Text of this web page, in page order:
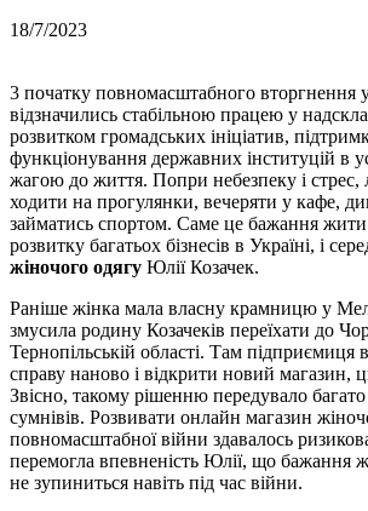
18/7/2023
3 початку повномасштабного вторгнення
відзначились стабільною працею у
розвитком громадських ініціатив,
функціонування державних інституцій в
жагою до життя. Попри небезпеку і
ходити на прогулянки, вечеряти у кафе,
займатись спортом. Саме це бажання
розвитку багатьох бізнесів в Україні, і
жіночого одягу Юлії Козачек.
Раніше жінка мала власну крамницю у
змусила родину Козачеків переїхати до
Тернопільській області. Там підприємиця
справу наново і відкрити новий магазин,
Звісно, такому рішенню передувало багато
сумнівів. Розвивати онлайн магазин
повномасштабної війни здавалось
перемогла впевненість Юлії, що бажання
не зупиниться навіть під час війни.